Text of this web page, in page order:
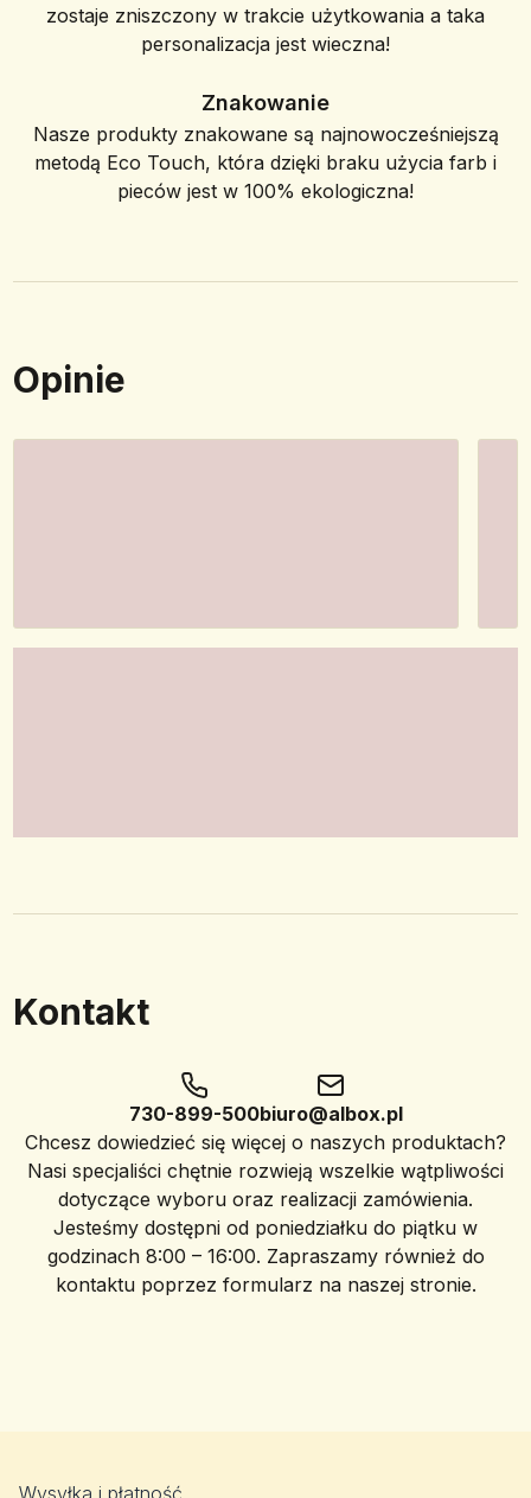
zostaje zniszczony w trakcie użytkowania a taka
personalizacja jest wieczna!
Znakowanie
Nasze produkty znakowane są najnowocześniejszą
metodą Eco Touch, która dzięki braku użycia farb i
pieców jest w 100% ekologiczna!
Opinie
Kontakt
730-899-500biuro@albox.pl
Chcesz dowiedzieć się więcej o naszych produktach?
Nasi specjaliści chętnie rozwieją wszelkie wątpliwości
dotyczące wyboru oraz realizacji zamówienia.
Jesteśmy dostępni od poniedziałku do piątku w
godzinach 8:00 – 16:00. Zapraszamy również do
kontaktu poprzez formularz na naszej stronie.
Wysyłka i płatność